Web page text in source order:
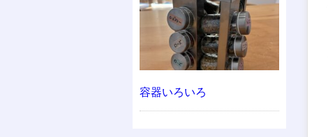
容器いろいろ